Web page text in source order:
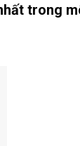
trong